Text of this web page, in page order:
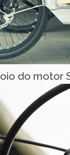
do motor